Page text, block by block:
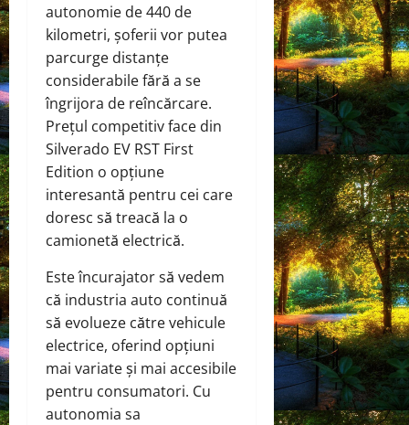
autonomie de 440 de
kilometri, șoferii vor putea
parcurge distanțe
considerabile fără a se
îngrijora de reîncărcare.
Prețul competitiv face din
Silverado EV RST First
Edition o opțiune
interesantă pentru cei care
doresc să treacă la o
camionetă electrică.
Este încurajator să vedem
că industria auto continuă
să evolueze către vehicule
electrice, oferind opțiuni
mai variate și mai accesibile
pentru consumatori. Cu
autonomia sa